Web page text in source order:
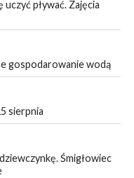
pływać. Zajęcia
gospodarowanie wodą
sierpnia
Śmigłowiec